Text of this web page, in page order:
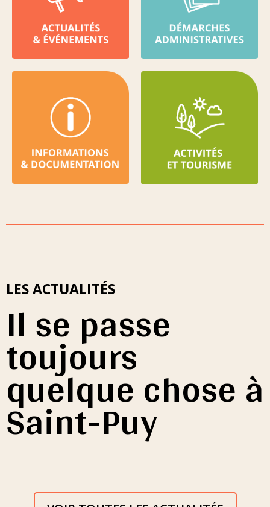
LES ACTUALITÉS
Il se passe
toujours
quelque chose à
Saint-Puy